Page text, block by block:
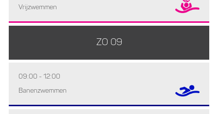
Vrijzwemmen
ZO 09
09:00 - 12:00
Banenzwemmen